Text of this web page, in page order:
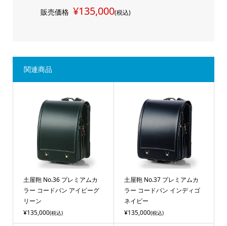
販売価格 ¥135,000(税込)
関連商品
土屋鞄 No.36 プレミアムカ
ラー コードバン アイビーグ
リーン
¥135,000(税込)
土屋鞄 No.37 プレミアムカ
ラー コードバン インディゴ
ネイビー
¥135,000(税込)